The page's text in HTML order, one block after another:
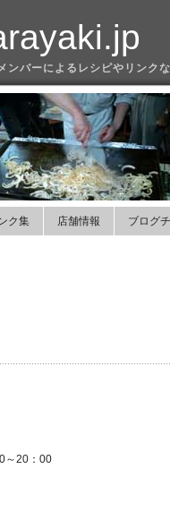
ンバーによるレシピやリンク
ク集 店舗情報 ブログ
～20：00